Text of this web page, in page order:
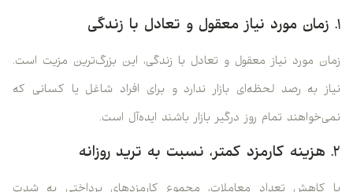
۱. زمان مورد نیاز معقول و تعادل با زندگی
زمان مورد نیاز معقول و تعادل با زندگی، این بزرگ‌ترین مزیت است.
نیاز به رصد لحظه‌ای بازار ندارد و برای افراد شاغل یا کسانی که
نمی‌خواهند تمام روز درگیر بازار باشند ایده‌آل است.
۲. هزینه کارمزد کمتر، نسبت به ترید روزانه